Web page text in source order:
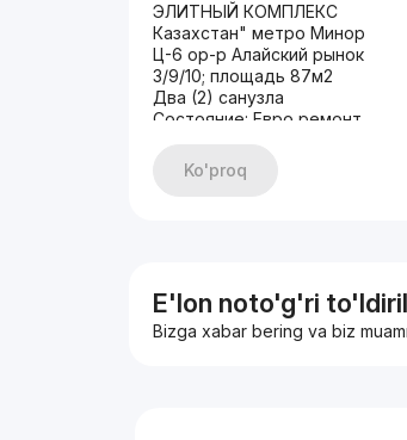
ЭЛИТНЫЙ КОМПЛЕКС
Казахстан" метро Минор
Ц-6 ор-р Алайский рынок
3/9/10; площадь 87м2
Два (2) санузла
Состояние: Евро ремонт
Мебелью и ТЕХНИКОЙ
ЦЕНА: 182.000у.е
Ko'proq
E'lon noto'g'ri
Bizga xabar bering va biz